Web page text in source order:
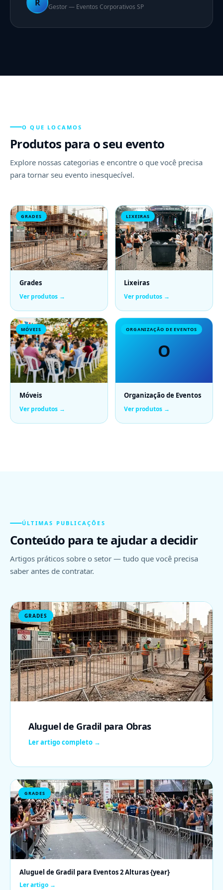
R Gestor — Eventos Corporativos SP
O QUE LOCAMOS
Produtos para o seu evento
Explore nossas categorias e encontre o que você precisa
para tornar seu evento inesquecível.
GRADES
Grades
Ver produtos →
LIXEIRAS
Lixeiras
Ver produtos →
MÓVEIS
Móveis
Ver produtos →
O
ORGANIZAÇÃO DE EVENTOS
Organização de Eventos
Ver produtos →
ÚLTIMAS PUBLICAÇÕES
Conteúdo para te ajudar a decidir
Artigos práticos sobre o setor — tudo que você precisa
saber antes de contratar.
GRADES
Aluguel de Gradil para Obras
Ler artigo completo →
GRADES
Aluguel de Gradil para Eventos 2 Alturas {year}
Ler artigo →